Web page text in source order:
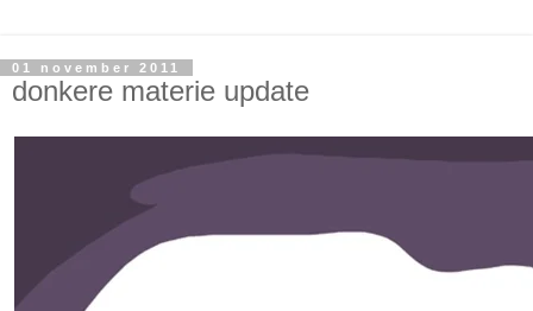
01 november 2011
donkere materie update